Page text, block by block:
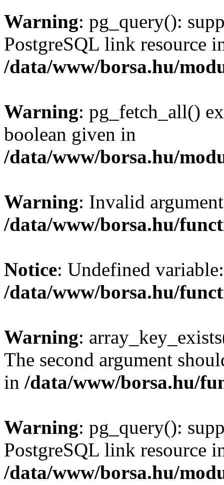
Warning: pg_query():
PostgreSQL link resource
/data/www/borsa.hu/
Warning: pg_fetch_all()
boolean given in
/data/www/borsa.hu/
Warning: Invalid
/data/www/borsa.hu/
Notice: Undefined
/data/www/borsa.hu/
Warning:
The second argument
in /data/www/borsa.hu/
Warning: pg_query():
PostgreSQL link resource
/data/www/borsa.hu/